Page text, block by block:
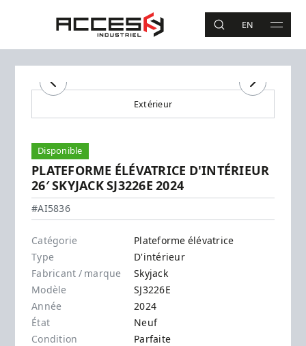
Accès Industriel
RECHERCHE
EN MAIN
Recherche
Précédent Suivant
Extérieur
Disponible
PLATEFORME ÉLÉVATRICE D'INTÉRIEUR
26′ SKYJACK SJ3226E 2024
Skyjack - SJ3226E
#AI5836
Catégorie
Plateforme élévatrice
Type
D'intérieur
Fabricant / marque
Skyjack
Modèle
SJ3226E
Année
2024
État
Neuf
Condition
Parfaite